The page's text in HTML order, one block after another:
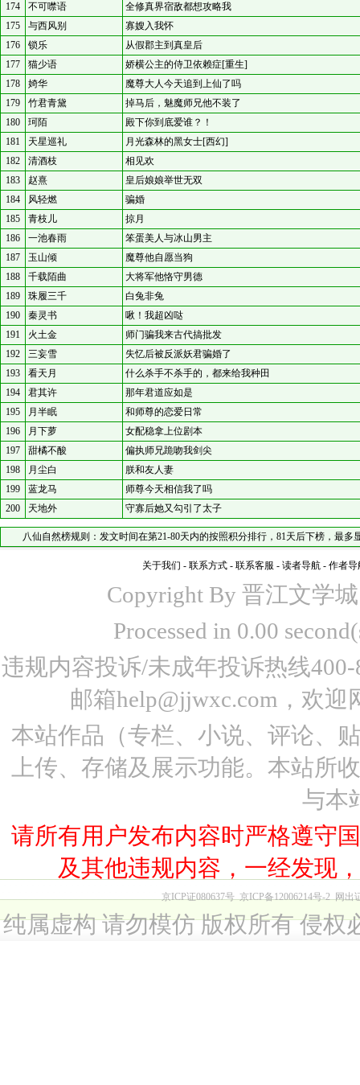
174
不可噤语
全修真界宿敌都想攻略我
175
与西风别
寡嫂入我怀
176
锁乐
从假郡主到真皇后
177
猫少语
娇横公主的侍卫依赖症[重生]
178
婍华
魔尊大人今天追到上仙了吗
179
竹君青黛
掉马后，魅魔师兄他不装了
180
珂陌
殿下你到底爱谁？！
181
天星巡礼
月光森林的黑女士[西幻]
182
清酒枝
相见欢
183
赵熹
皇后娘娘举世无双
184
风轻燃
骗婚
185
青枝儿
掠月
186
一池春雨
笨蛋美人与冰山男主
187
玉山倾
魔尊他自愿当狗
188
千载陌曲
大将军他恪守男德
189
珠履三千
白兔非兔
190
秦灵书
啾！我超凶哒
191
火土金
师门骗我来古代搞批发
192
三妄雪
失忆后被反派妖君骗婚了
193
看天月
什么杀手不杀手的，都来给我种田
194
君其许
那年君道应如是
195
月半眠
和师尊的恋爱日常
196
月下萝
女配稳拿上位剧本
197
甜橘不酸
偏执师兄跪吻我剑尖
198
月尘白
朕和友人妻
199
蓝龙马
师尊今天相信我了吗
200
天地外 守寡后她又勾引了太子
八仙自然榜规则：发文时间在第21-80天内的按照积分排行，81天后下榜，最多
关于我们 - 联系方式 - 联系客服 - 读者导航 - 作者导
Copyright By 晋江文学
Processed in 0.00
违规内容投诉/未成年投诉热线
邮箱help@jjwxc.com，欢
本站作品（专栏、小说、评论、
上传、存储及展示功能。本站所
与本
请所有用户发布内容时严格遵守
及其他违规内容，一经发现
京ICP证080637号 京ICP备12006214号-2 网出
纯属虚构 请勿模仿 版权所有 侵权